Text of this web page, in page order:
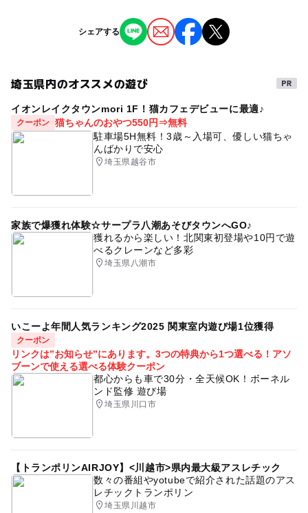
タグ
雨でもOK SKIPシティ街びらきイベント
雨の日でもOK
シェアする
埼玉県内のオススメの遊び
イオンレイクタウンmori 1F！猫カフェデビューに最適♪
クーポン 猫ちゃんのおやつ550円⇒無料
駐車場5H無料！3歳～入場可、優しい猫ちゃ
んばかりで安心
埼玉県越谷市
家族で爆獲れ体験☆サープラ八潮あそびタウンへGO♪
獲れるから楽しい！北関東初登場や10円で遊
べるクレーンなど多彩
埼玉県八潮市
いこーよ年間人気ランキング2025 関東室内遊び場1位獲得
クーポン
リンクは”お知らせ”にあります。3つの特典から1つ選べる！アソ
ブーンで使える選べる体験クーポン
都心からも車で30分・全天候OK！ボーネル
ンド監修 遊び場
埼玉県川口市
【トランポリンAIRJOY】<川越市>県内最大級アスレチック
数々の番組やyotubeで紹介された話題のアス
レチックトランポリン
埼玉県川越市